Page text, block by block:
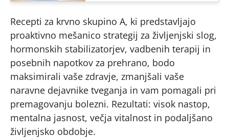
Recepti za krvno skupino A, ki predstavljajo
proaktivno mešanico strategij za življenjski slog,
hormonskih stabilizatorjev, vadbenih terapij in
posebnih napotkov za prehrano, bodo
maksimirali vaše zdravje, zmanjšali vaše
naravne dejavnike tveganja in vam pomagali pri
premagovanju bolezni. Rezultati: visok nastop,
mentalna jasnost, večja vitalnost in podaljšano
življenjsko obdobje.